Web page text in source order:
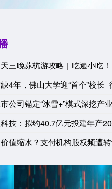
苏杭游攻略｜吃遍小吃！「定胜糕+糖
，佛山大学迎“首个”校长_徐向民_研
公司锚定“冰雪+”模式深挖产业增
：拟约40.7亿元投建年产20万吨锂离
值缩水？支付机构股权频遭